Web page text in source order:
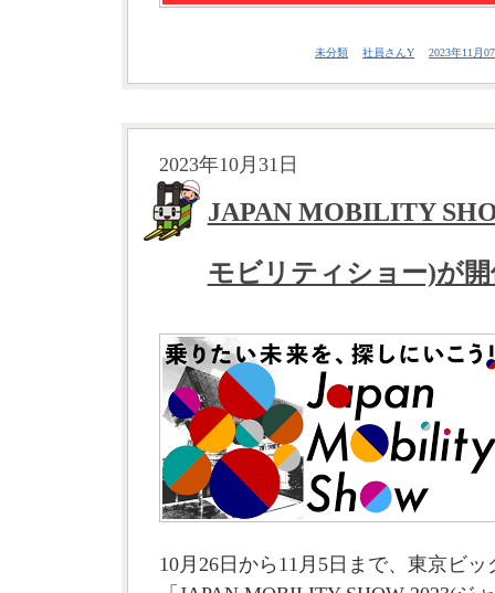
未分類 社員さんY 2023年11月
2023年10月31日
JAPAN MOBILITY
モビリティショー)が開
10月26日から11月5日まで、東京ビ